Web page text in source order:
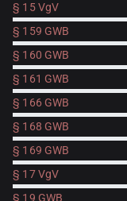
§ 15 VgV
§ 159 GWB
§ 160 GWB
§ 161 GWB
§ 166 GWB
§ 168 GWB
§ 169 GWB
§ 17 VgV
§ 19 GWB